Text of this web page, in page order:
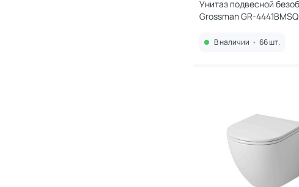
Унитаз подвесной
Grossman GR-
микролифтом, черный
В наличии • 66 шт.